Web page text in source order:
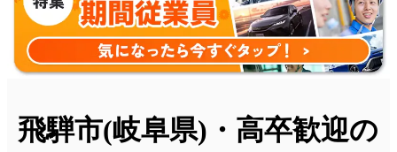
飛騨市(岐阜県)・高卒歓迎の